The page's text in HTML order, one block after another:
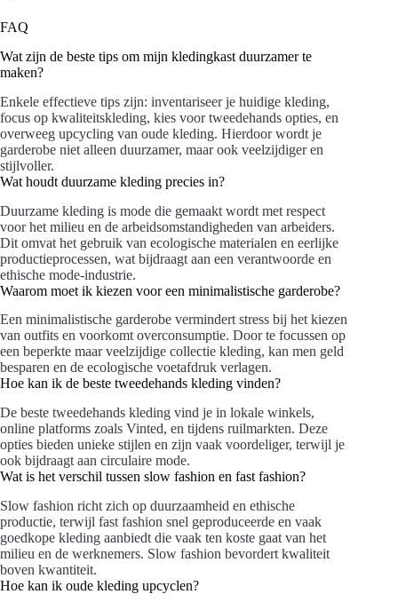
FAQ
Wat zijn de beste tips om mijn kledingkast duurzamer te
maken?
Enkele effectieve tips zijn: inventariseer je huidige kleding,
focus op kwaliteitskleding, kies voor tweedehands opties, en
overweeg upcycling van oude kleding. Hierdoor wordt je
garderobe niet alleen duurzamer, maar ook veelzijdiger en
stijlvoller.
Wat houdt duurzame kleding precies in?
Duurzame kleding is mode die gemaakt wordt met respect
voor het milieu en de arbeidsomstandigheden van arbeiders.
Dit omvat het gebruik van ecologische materialen en eerlijke
productieprocessen, wat bijdraagt aan een verantwoorde en
ethische mode-industrie.
Waarom moet ik kiezen voor een minimalistische garderobe?
Een minimalistische garderobe vermindert stress bij het kiezen
van outfits en voorkomt overconsumptie. Door te focussen op
een beperkte maar veelzijdige collectie kleding, kan men geld
besparen en de ecologische voetafdruk verlagen.
Hoe kan ik de beste tweedehands kleding vinden?
De beste tweedehands kleding vind je in lokale winkels,
online platforms zoals Vinted, en tijdens ruilmarkten. Deze
opties bieden unieke stijlen en zijn vaak voordeliger, terwijl je
ook bijdraagt aan circulaire mode.
Wat is het verschil tussen slow fashion en fast fashion?
Slow fashion richt zich op duurzaamheid en ethische
productie, terwijl fast fashion snel geproduceerde en vaak
goedkope kleding aanbiedt die vaak ten koste gaat van het
milieu en de werknemers. Slow fashion bevordert kwaliteit
boven kwantiteit.
Hoe kan ik oude kleding upcyclen?